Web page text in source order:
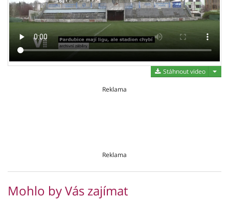
Stáhnout video
Reklama
Reklama
Mohlo by Vás zajímat